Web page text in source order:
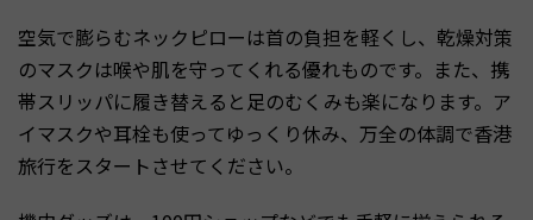
空気で膨らむネックピローは首の負担を軽くし、乾燥対策
のマスクは喉や肌を守ってくれる優れものです。また、携
帯スリッパに履き替えると足のむくみも楽になります。ア
イマスクや耳栓も使ってゆっくり休み、万全の体調で香港
旅行をスタートさせてください。